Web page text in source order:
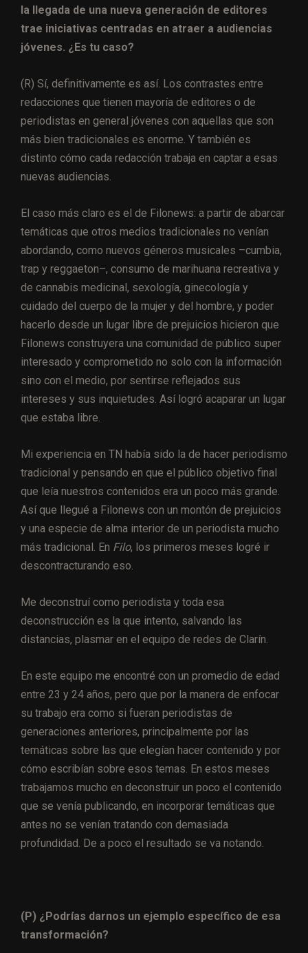
la llegada de una nueva generación de editores
trae iniciativas centradas en atraer a audiencias
jóvenes. ¿Es tu caso?
(R) Sí, definitivamente es así. Los contrastes entre
redacciones que tienen mayoría de editores o de
periodistas en general jóvenes con aquellas que son
más bien tradicionales es enorme. Y también es
distinto cómo cada redacción trabaja en captar a esas
nuevas audiencias.
El caso más claro es el de Filonews: a partir de abarcar
temáticas que otros medios tradicionales no venían
abordando, como nuevos géneros musicales –cumbia,
trap y reggaeton–, consumo de marihuana recreativa y
de cannabis medicinal, sexología, ginecología y
cuidado del cuerpo de la mujer y del hombre, y poder
hacerlo desde un lugar libre de prejuicios hicieron que
Filonews construyera una comunidad de público super
interesado y comprometido no solo con la información
sino con el medio, por sentirse reflejados sus
intereses y sus inquietudes. Así logró acaparar un lugar
que estaba libre.
Mi experiencia en TN había sido la de hacer periodismo
tradicional y pensando en que el público objetivo final
que leía nuestros contenidos era un poco más grande.
Así que llegué a Filonews con un montón de prejuicios
y una especie de alma interior de un periodista mucho
más tradicional. En Filo, los primeros meses logré ir
descontracturando eso.
Me deconstruí como periodista y toda esa
deconstrucción es la que intento, salvando las
distancias, plasmar en el equipo de redes de Clarín.
En este equipo me encontré con un promedio de edad
entre 23 y 24 años, pero que por la manera de enfocar
su trabajo era como si fueran periodistas de
generaciones anteriores, principalmente por las
temáticas sobre las que elegían hacer contenido y por
cómo escribían sobre esos temas. En estos meses
trabajamos mucho en deconstruir un poco el contenido
que se venía publicando, en incorporar temáticas que
antes no se venían tratando con demasiada
profundidad. De a poco el resultado se va notando.
(P) ¿Podrías darnos un ejemplo específico de esa
transformación?